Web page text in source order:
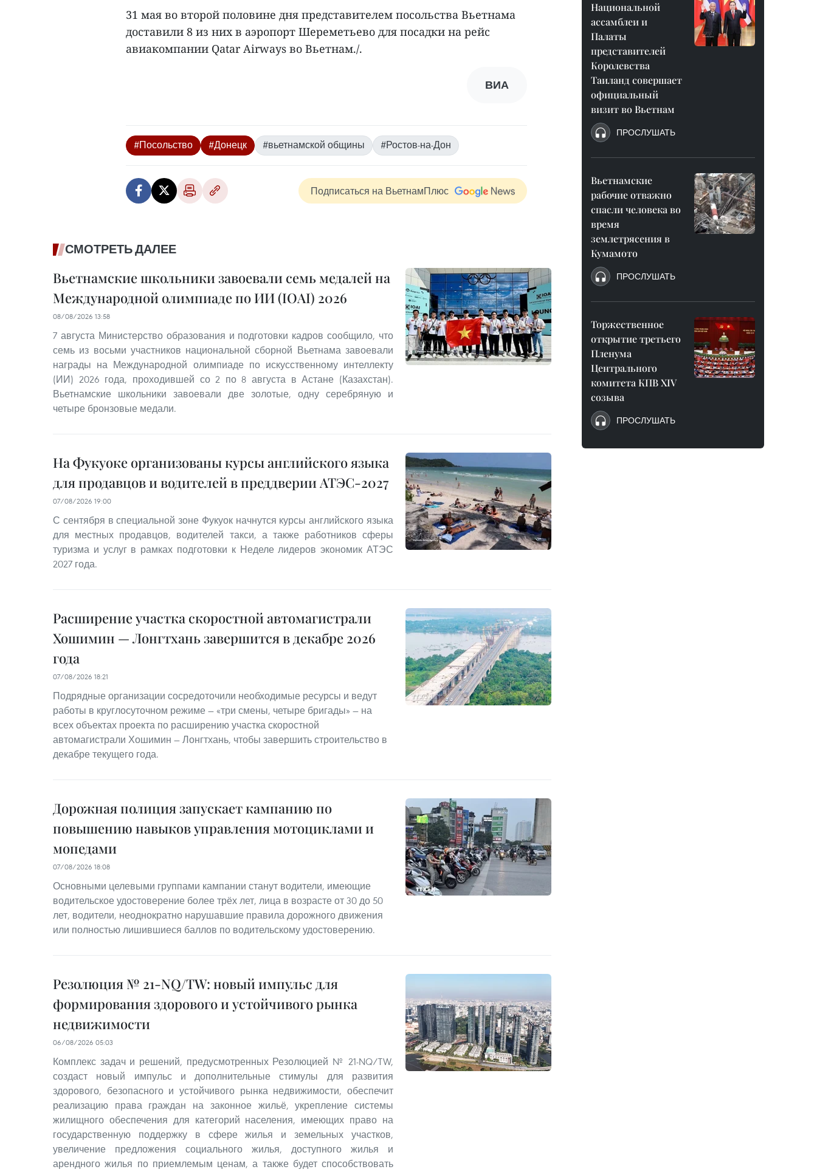
31 мая во второй половине дня представителем посольства Вьетнама
доставили 8 из них в аэропорт Шереметьево для посадки на рейс
авиакомпании Qatar Airways во Вьетнам./.
ВИА
#Посольство #Донецк #вьетнамской общины #Ростов-на-Дон
Подписаться на ВьетнамПлюс
СМОТРЕТЬ ДАЛЕЕ
Вьетнамские школьники завоевали семь медалей на
Международной олимпиаде по ИИ (IOAI) 2026
08/08/2026 13:58
7 августа Министерство образования и подготовки кадров сообщило, что
семь из восьми участников национальной сборной Вьетнама завоевали
награды на Международной олимпиаде по искусственному интеллекту
(ИИ) 2026 года, проходившей со 2 по 8 августа в Астане (Казахстан).
Вьетнамские школьники завоевали две золотые, одну серебряную и
четыре бронзовые медали.
На Фукуоке организованы курсы английского языка
для продавцов и водителей в преддверии АТЭС-2027
07/08/2026 19:00
С сентября в специальной зоне Фукуок начнутся курсы английского языка
для местных продавцов, водителей такси, а также работников сферы
туризма и услуг в рамках подготовки к Неделе лидеров экономик АТЭС
2027 года.
Расширение участка скоростной автомагистрали
Хошимин — Лонгтхань завершится в декабре 2026
года
07/08/2026 18:21
Подрядные организации сосредоточили необходимые ресурсы и ведут
работы в круглосуточном режиме — «три смены, четыре бригады» — на
всех объектах проекта по расширению участка скоростной
автомагистрали Хошимин — Лонгтхань, чтобы завершить строительство в
декабре текущего года.
Дорожная полиция запускает кампанию по
повышению навыков управления мотоциклами и
мопедами
07/08/2026 18:08
Основными целевыми группами кампании станут водители, имеющие
водительское удостоверение более трёх лет, лица в возрасте от 30 до 50
лет, водители, неоднократно нарушавшие правила дорожного движения
или полностью лишившиеся баллов по водительскому удостоверению.
Резолюция № 21-NQ/TW: новый импульс для
формирования здорового и устойчивого рынка
недвижимости
06/08/2026 05:03
Комплекс задач и решений, предусмотренных Резолюцией № 21-NQ/TW,
создаст новый импульс и дополнительные стимулы для развития
здорового, безопасного и устойчивого рынка недвижимости, обеспечит
реализацию права граждан на законное жильё, укрепление системы
жилищного обеспечения для категорий населения, имеющих право на
государственную поддержку в сфере жилья и земельных участков,
увеличение предложения социального жилья, доступного жилья и
арендного жилья по приемлемым ценам, а также будет способствовать
Национальной
ассамблеи и
Палаты
представителей
Королевства
Таиланд совершает
официальный
визит во Вьетнам
ПРОСЛУШАТЬ
Вьетнамские
рабочие отважно
спасли человека во
время
землетрясения в
Кумамото
ПРОСЛУШАТЬ
Торжественное
открытие третьего
Пленума
Центрального
комитета КПВ XIV
созыва
ПРОСЛУШАТЬ